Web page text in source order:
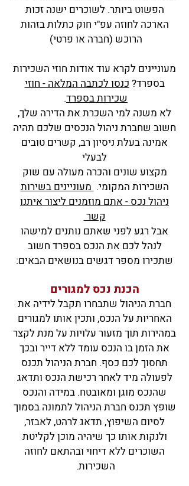
הפשוט ביותר. לשוכרים ישנה זכות
הארכה לחוזה עפ"י חוק כתלות בזהות
הרוכש (חברה או פרטי)
מעוניינים לקרא עוד אודות חוזי השכירות
בספרד?כנסו לכתבה המלאה - חוזי
שכירות בספרד.
לא משנה למי השכרת את הדירה שלך,
חשוב שחברת ניהול הנכסים שלכם תהיה
אמינה בעלת ניסיון רב, קשרים טובים
לבעלי
מקצוע שונים והכרה מעולה עם שוק
השכירות המקומי.מעוניינים בשירות
ניהול נכס - אתם מוזמנים ליצור איתנו
קשר
אבל רגע לפני שאתם נותנים למישהו
לנהל לכם את הנכס בספרד חשוב
שתכירו מספר דגשים בנושאים הבאים:
הכנת נכס למגורים
חברת הניהול שתבחרו תקבל לידיה את
האחריות על הנכס, ותכין אותו למגורים
במהירות תוך מזעור עלויות על מנת לקצר
את הזמן בו הנכס עומד ללא דייר ובכך
תחסוך לכם כסף. חברת הניהול תכנס
לפעולה מיד לאחר רכישת הנכס ותדאג
שהנכס מוגן ומאובטח. במידה והנכס
שופץ תכנס חברת הניהול לתמונה בסמוך
לסיום השיפוץ, תדאג לרהט, לאבזר,
ולנקות אותו כך שיהיה מוכן לקליטת
השוכרים ללא דיחוי ובהתאם לחוזה
השכירות.